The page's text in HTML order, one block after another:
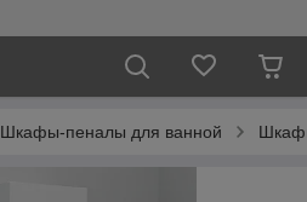
Шкафы-пеналы для ванной